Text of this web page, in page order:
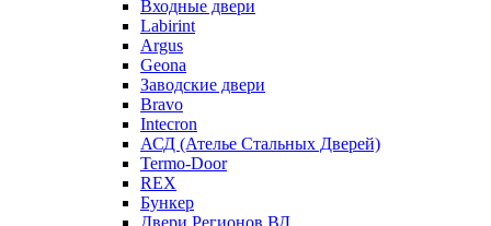
Входные двери
Labirint
Argus
Geona
Заводские двери
Bravo
Intecron
АСД (Ателье Стальных Дверей)
Termo-Door
REX
Бункер
Двери Регионов ВД